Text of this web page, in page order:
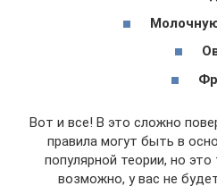
Вот и все! В это сложно
правила могут быть в
популярной теории, но это
возможно, у вас не